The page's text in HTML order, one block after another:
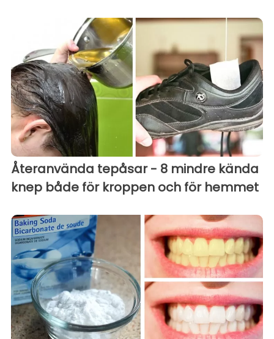
Återanvända tepåsar - 8 mindre kända
knep både för kroppen och för hemmet